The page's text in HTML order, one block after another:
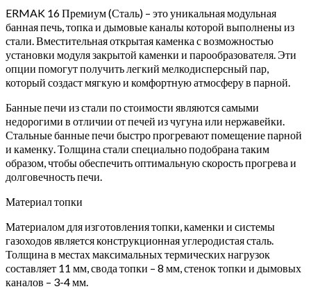
ERMAK 16 Премиум (Сталь) – это уникальная модульная
банная печь, топка и дымовые каналы которой выполнены из
стали. Вместительная открытая каменка с возможностью
установки модуля закрытой каменки и парообразователя. Эти
опции помогут получить легкий мелкодисперсный пар,
который создаст мягкую и комфортную атмосферу в парной.
Банные печи из стали по стоимости являются самыми
недорогими в отличии от печей из чугуна или нержавейки.
Стальные банные печи быстро прогревают помещение парной
и каменку. Толщина стали специально подобрана таким
образом, чтобы обеспечить оптимальную скорость прогрева и
долговечность печи.
Материал топки
Материалом для изготовления топки, каменки и системы
газоходов является конструкционная углеродистая сталь.
Толщина в местах максимальных термических нагрузок
составляет 11 мм, свода топки – 8 мм, стенок топки и дымовых
каналов – 3-4 мм.